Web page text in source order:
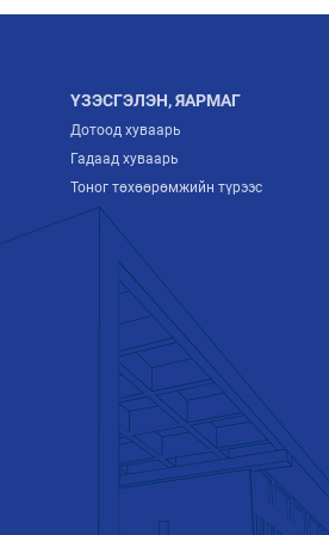
ҮЗЭСГЭЛЭН, ЯАРМАГ
Дотоод хуваарь
Гадаад хуваарь
Тоног төхөөрөмжийн түрээс